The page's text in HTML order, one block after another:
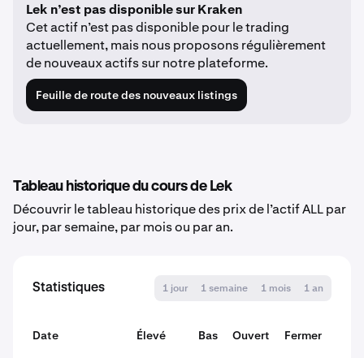
Lek n’est pas disponible sur Kraken
Cet actif n’est pas disponible pour le trading
actuellement, mais nous proposons régulièrement
de nouveaux actifs sur notre plateforme.
Feuille de route des nouveaux listings
Tableau historique du cours de Lek
Découvrir le tableau historique des prix de l’actif ALL par
jour, par semaine, par mois ou par an.
Statistiques 1 jour 1 semaine 1 mois 1 an
Date Élevé Bas Ouvert
Fermer